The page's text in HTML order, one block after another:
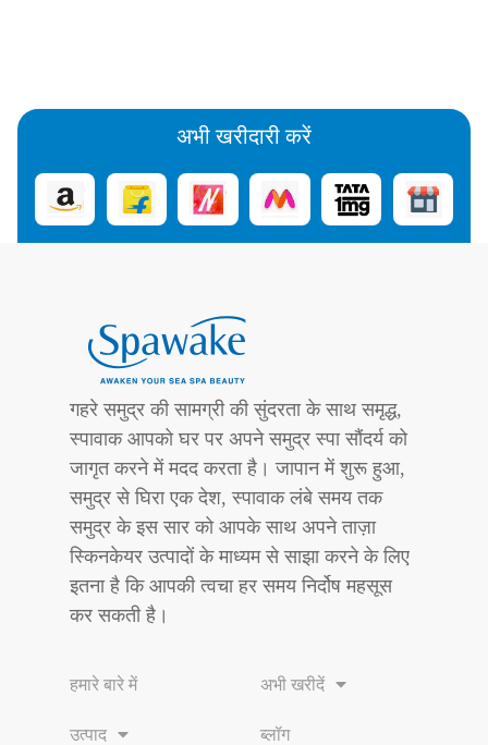
अभी खरीदारी करें
गहरे समुद्र की सामग्री की सुंदरता के साथ समृद्ध,
स्पावाक आपको घर पर अपने समुद्र स्पा सौंदर्य को
जागृत करने में मदद करता है। जापान में शुरू हुआ,
समुद्र से घिरा एक देश, स्पावाक लंबे समय तक
समुद्र के इस सार को आपके साथ अपने ताज़ा
स्किनकेयर उत्पादों के माध्यम से साझा करने के लिए
इतना है कि आपकी त्वचा हर समय निर्दोष महसूस
कर सकती है।
हमारे बारे में
उत्पाद
अभी खरीदें
ब्लॉग